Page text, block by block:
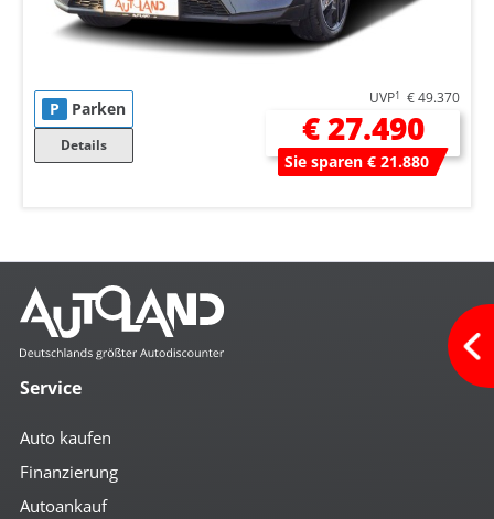
P Parken
Details
UVP1 € 49.370
€ 27.490
Sie sparen € 21.880
Service
Auto kaufen
Finanzierung
Autoankauf